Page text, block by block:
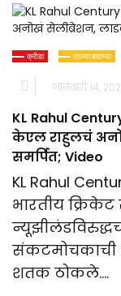
क्रीडा ताज्या बातम्या
जानेवारी 14,
KL Rahul
केएल राहुलचं
समर्पित; Video
KL Rahul
भारतीय
संकटमोचकाची
शतक ठोकले….